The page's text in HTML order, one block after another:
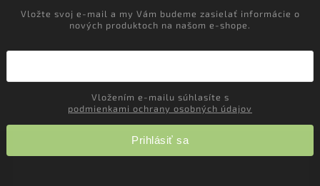
Vložte svoj e-mail a my Vám budeme zasielať informácie o
nových produktoch na našom e-shope.
podmienkami ochrany osobných údajov
Prihlásiť sa